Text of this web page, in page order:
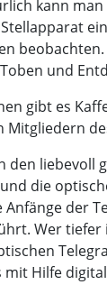
kann
und
gibt es
Mitgliedern
den liebevoll
die
Anfänge der
Wer tiefer
mit Hilfe